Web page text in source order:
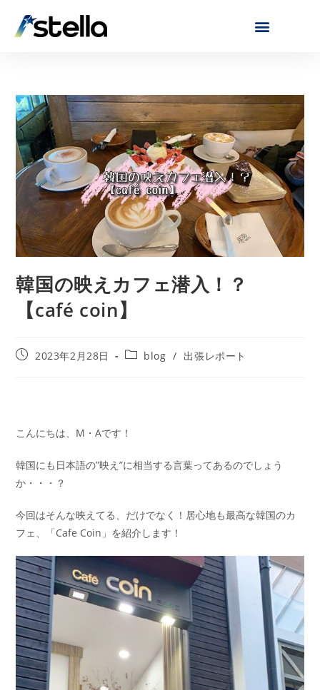
韓国の映えカフェ潜入！？
【café coin】
2023年2月28日 blog / 出張レポート
こんにちは、M・Aです！
韓国にも日本語の”映え”に相当する言葉ってあるのでしょう
か・・・？
今回はそんな映えてる、だけでなく！居心地も最高な韓国のカ
フェ、「Cafe Coin」を紹介します！